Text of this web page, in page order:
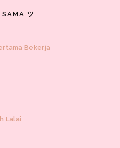
ツ
Bekerja
Lalai